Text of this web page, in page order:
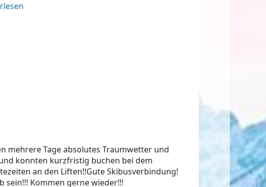
mehrere Tage absolutes Traumwetter und
konnten kurzfristig buchen bei dem
an den Liften!!Gute Skibusverbindung!
sein!!! Kommen gerne wieder!!!